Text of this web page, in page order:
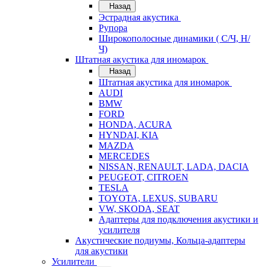
Назад
Эстрадная акустика
Рупора
Широкополосные динамики ( С/Ч, Н/
Ч)
Штатная акустика для иномарок
Назад
Штатная акустика для иномарок
AUDI
BMW
FORD
HONDA, ACURA
HYNDAI, KIA
MAZDA
MERCEDES
NISSAN, RENAULT, LADA, DACIA
PEUGEOT, CITROEN
TESLA
TOYOTA, LEXUS, SUBARU
VW, SKODA, SEAT
Адаптеры для подключения акустики и
усилителя
Акустические подиумы, Кольца-адаптеры
для акустики
Усилители